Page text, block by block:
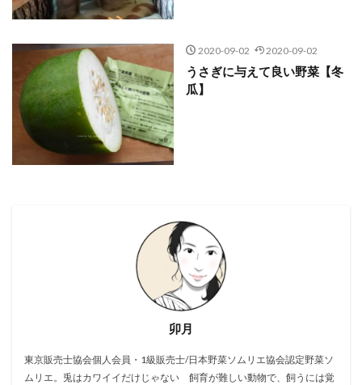
2020-09-02 2020-09-02
うさぎに与えて良い野菜【冬
瓜】
卯月
東京販売士協会個人会員・1級販売士/日本野菜ソムリエ協会認定野菜ソ
ムリエ。兎はカワイイだけじゃない 飼育が難しい動物で、飼うには覚